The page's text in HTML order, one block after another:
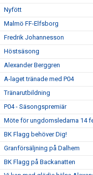
Nyfött
Malmö FF-Elfsborg
Fredrik Johannesson
Höstsäsong
Alexander Berggren
A-laget tränade med P04
Tränarutbildning
P04 - Säsongspremiär
Möte för ungdomsledarna 14
BK Flagg behöver Dig!
Granförsäljning på Dalhem
BK Flagg på Backanatten